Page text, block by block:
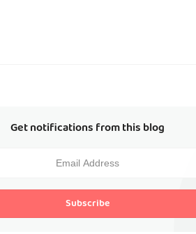
Get notifications from this blog
Subscribe